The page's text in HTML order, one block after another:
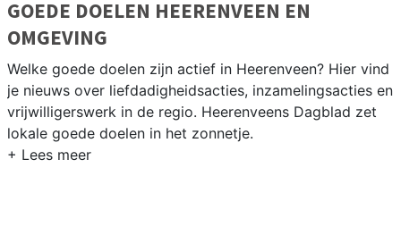
GOEDE DOELEN HEERENVEEN EN
OMGEVING
Welke goede doelen zijn actief in Heerenveen? Hier vind
je nieuws over liefdadigheidsacties, inzamelingsacties en
vrijwilligerswerk in de regio. Heerenveens Dagblad zet
lokale goede doelen in het zonnetje.